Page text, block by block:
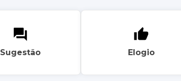
Sugestão Elogio